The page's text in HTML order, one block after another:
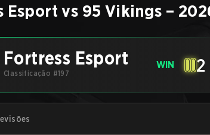
Esport vs 95 Vikings –
Fortress Esport
Classificação #197
WIN 2